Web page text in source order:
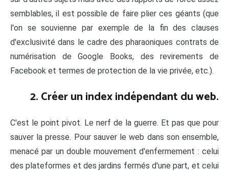
semblables, il est possible de faire plier ces géants (que
l'on se souvienne par exemple de la fin des clauses
d'exclusivité dans le cadre des pharaoniques contrats de
numérisation de Google Books, des revirements de
Facebook et termes de protection de la vie privée, etc.).
2. Créer un index indépendant du web.
C'est le point pivot. Le nerf de la guerre. Et pas que pour
sauver la presse. Pour sauver le web dans son ensemble,
menacé par un double mouvement d'enfermement : celui
des plateformes et des jardins fermés d'une part, et celui